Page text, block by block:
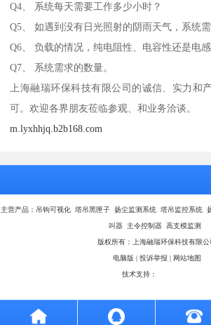
Q4、 系统每天需要工作多少小时？
Q5、 如遇到没有日光照射的阴雨天气，系统
Q6、 负载的情况，纯电阻性、电容性还是电
Q7、 系统需求的数量。
上海融瑞环保科技有限公司的诚信、实力和
可。欢迎各界朋友莅临参观、和业务洽谈。
m.lyxhhjq.b2b168.com
主营产品：吊钩可视化 塔吊黑匣子 扬尘监测系统 塔吊监控系统
叫器 主令控制器 高支模监测
版权所有：上海融瑞环保科技有限公
电脑版 | 投诉举报 | 网站地图
技术支持：